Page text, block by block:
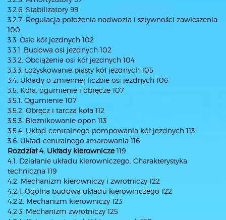
3.2.6. Stabilizatory 99
3.2.7. Regulacja położenia nadwozia i sztywności zawieszenia
100
3.3. Osie kół jezdnych 102
3.3.1. Budowa osi jezdnych 102
3.3.2. Obciążenia osi kół jezdnych 104
3.3.3. Łożyskowanie piasty kół jezdnych 105
3.4. Układy o zmiennej liczbie osi jezdnych 106
3.5. Koła, ogumienie i obręcze 107
3.5.1. Ogumienie 107
3.5.2. Obręcz i tarcza koła 112
3.5.3. Bieżnikowanie opon 113
3.5.4. Układ centralnego pompowania kół jezdnych 113
3.6. Układ centralnego smarowania 116
Rozdział 4. Układy kierownicze119
4.1. Działanie układu kierowniczego. Charakterystyka
techniczna 119
4.2. Mechanizm kierowniczy i zwrotniczy 122
4.2.1. Ogólna budowa układu kierowniczego 122
4.2.2. Mechanizm kierowniczy 123
4.2.3. Mechanizm zwrotniczy 125